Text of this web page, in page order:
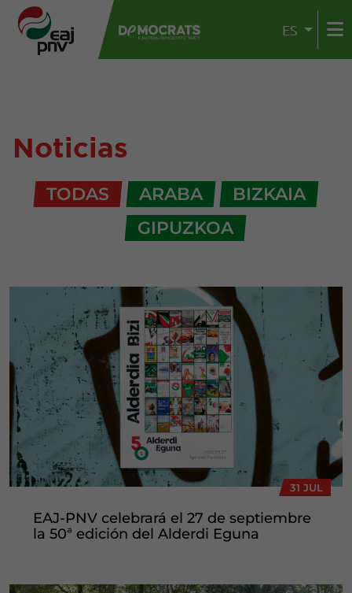
ES
Noticias
TODAS ARABA
BIZKAIA
GIPUZKOA
31 JUL
EAJ-PNV celebrará el 27 de septiembre
la 50ª edición del Alderdi Eguna